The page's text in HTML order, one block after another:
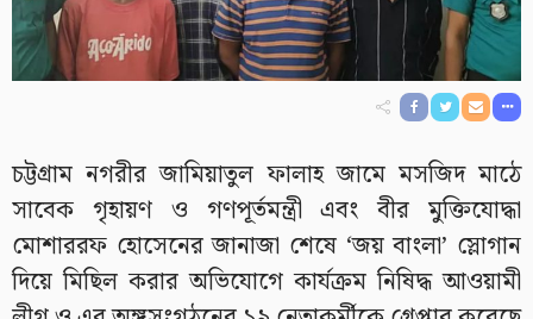
চট্টগ্রাম নগরীর জামিয়াতুল ফালাহ জামে মসজিদ মাঠে
সাবেক গৃহায়ণ ও গণপূর্তমন্ত্রী এবং বীর মুক্তিযোদ্ধা
মোশাররফ হোসেনের জানাজা শেষে ‘জয় বাংলা’ স্লোগান
দিয়ে মিছিল করার অভিযোগে কার্যক্রম নিষিদ্ধ আওয়ামী